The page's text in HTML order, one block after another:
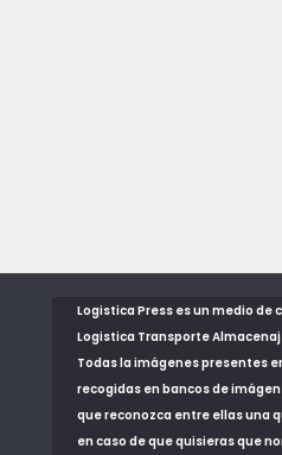
Logistica Press es un medio de
Logistica Transporte
Todas la imágenes presentes
recogidas en bancos de
que reconozca entre ellas una
en caso de que quisieras que